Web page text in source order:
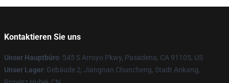
Kontaktieren Sie uns
Unser Hauptbüro: 545 S Arroyo Pkwy, Pasadena, CA 91105, US
Unser Lager: Gebäude 2, Jiangnan Chuncheng, Stadt Ankang,